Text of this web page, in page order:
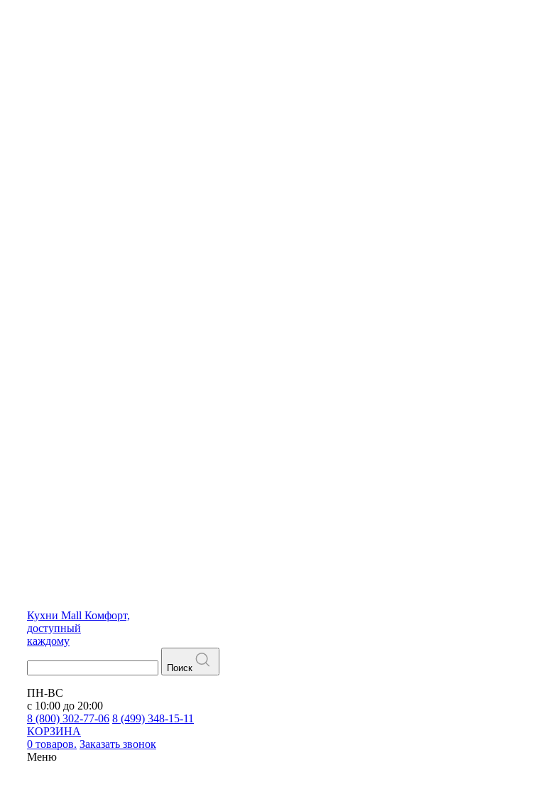
Кухни Mall Комфорт,
доступный
каждому
Поиск
ПН-ВС
с 10:00 до 20:00
8 (800) 302-77-06 8 (499) 348-15-11
КОРЗИНА
0 товаров. Заказать звонок
Меню